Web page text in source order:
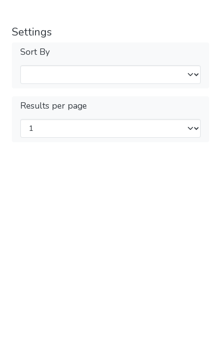
Settings
Sort By
Results per page